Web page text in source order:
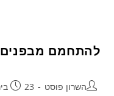
להתחמם מבפנים
השרון פוסט
23 בינואר 2015